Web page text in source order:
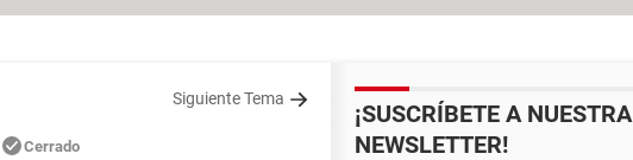
Siguiente Tema
Cerrado
¡SUSCRÍBETE A NUESTRA
NEWSLETTER!